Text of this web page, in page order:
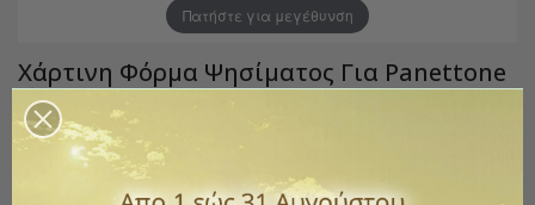
Πατήστε για μεγέθυνση
Χάρτινη Φόρμα Ψησίματος Για Panettone
Ø 12,5 Cm
Κωδικός 400-58.661